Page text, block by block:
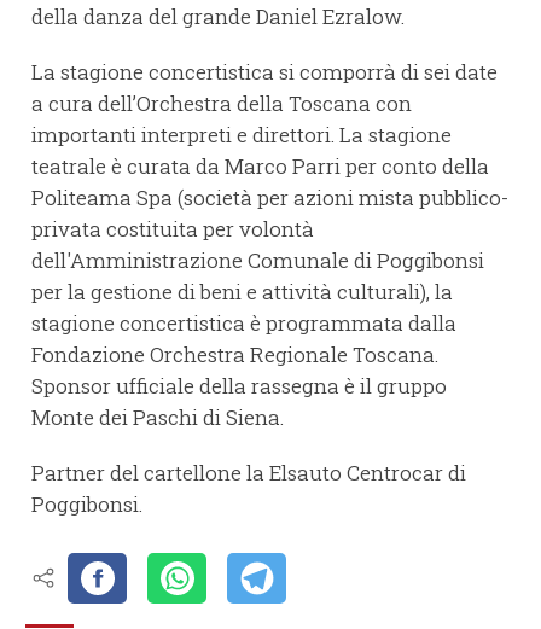
della danza del grande Daniel Ezralow.
La stagione concertistica si comporrà di sei date
a cura dell’Orchestra della Toscana con
importanti interpreti e direttori. La stagione
teatrale è curata da Marco Parri per conto della
Politeama Spa (società per azioni mista pubblico-
privata costituita per volontà
dell'Amministrazione Comunale di Poggibonsi
per la gestione di beni e attività culturali), la
stagione concertistica è programmata dalla
Fondazione Orchestra Regionale Toscana.
Sponsor ufficiale della rassegna è il gruppo
Monte dei Paschi di Siena.
Partner del cartellone la Elsauto Centrocar di
Poggibonsi.